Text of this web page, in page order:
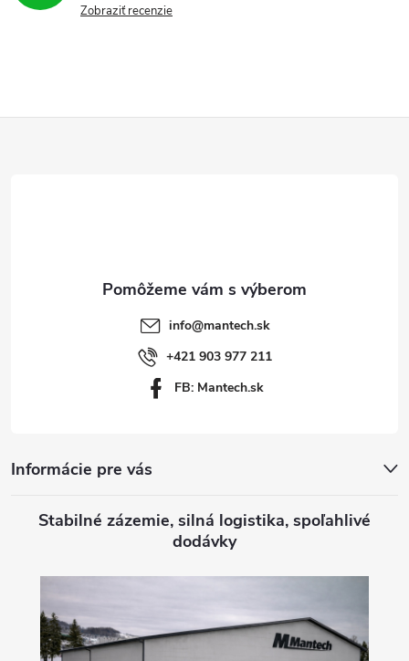
Zobraziť recenzie
info@mantech.sk
+421 903 977 211
FB: Mantech.sk
Informácie pre vás
Stabilné zázemie, silná logistika, spoľahlivé
dodávky